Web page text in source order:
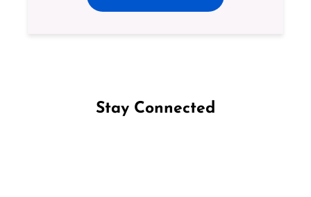
Stay Connected